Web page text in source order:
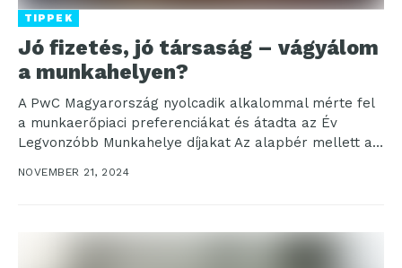
TIPPEK
Jó fizetés, jó társaság – vágyálom
a munkahelyen?
A PwC Magyarország nyolcadik alkalommal mérte fel
a munkaerőpiaci preferenciákat és átadta az Év
Legvonzóbb Munkahelye díjakat Az alapbér mellett a
NOVEMBER 21, 2024